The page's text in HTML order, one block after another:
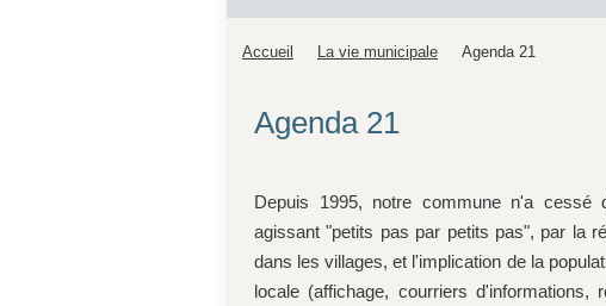
Accueil La vie municipale Agenda 21
Agenda 21
Depuis 1995, notre commune n'a cessé
agissant "petits pas par petits pas", par la
dans les villages, et l'implication de la
locale (affichage, courriers d'informations,